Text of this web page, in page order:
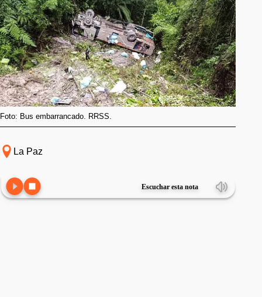
Foto: Bus embarrancado. RRSS.
La Paz
Escuchar esta nota